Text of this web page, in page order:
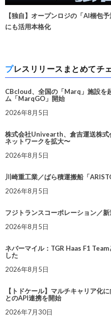
【独自】オープンロジの「AI梱包
にも活用本格化
プレスリリースまとめてチ
CBcloud、全国の「Marq」施設を
ム「MarqGO」開始
2026年8月5日
株式会社Univearth、倉吉運送株式
ネットワークを拡大〜
2026年8月5日
川崎重工業／ばら積運搬船「
2026年8月5日
フジトランスコーポレーション／
2026年8月5日
ネバーマイル：TGR Haas F1
した
2026年8月5日
【トドケール】マルチキャリア化
とのAPI連携を開始
2026年7月30日